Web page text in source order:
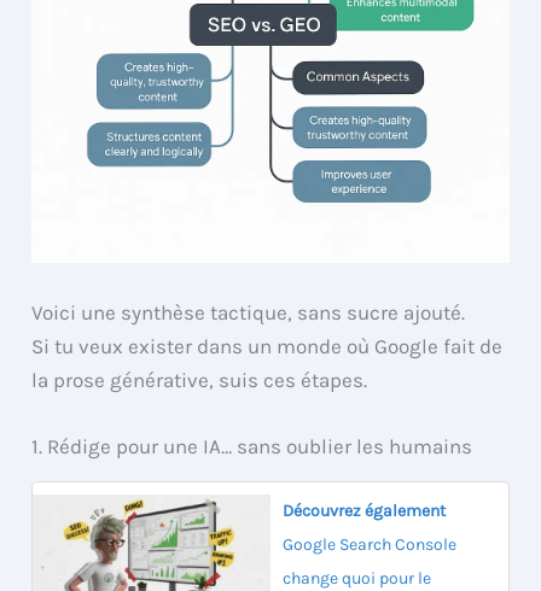
Voici une synthèse tactique, sans sucre ajouté.
Si tu veux exister dans un monde où Google fait de
la prose générative, suis ces étapes.
1. Rédige pour une IA… sans oublier les humains
Découvrez également
Google Search Console
change quoi pour le